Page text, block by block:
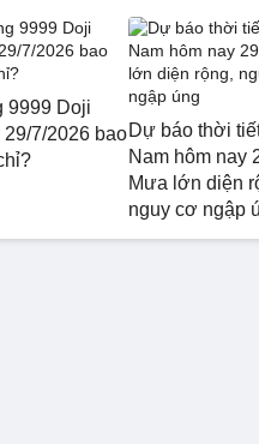
9999 Doji
29/7/2026 bao Dự báo thời
Nam hôm nay
Mưa lớn diện
nguy cơ ngập